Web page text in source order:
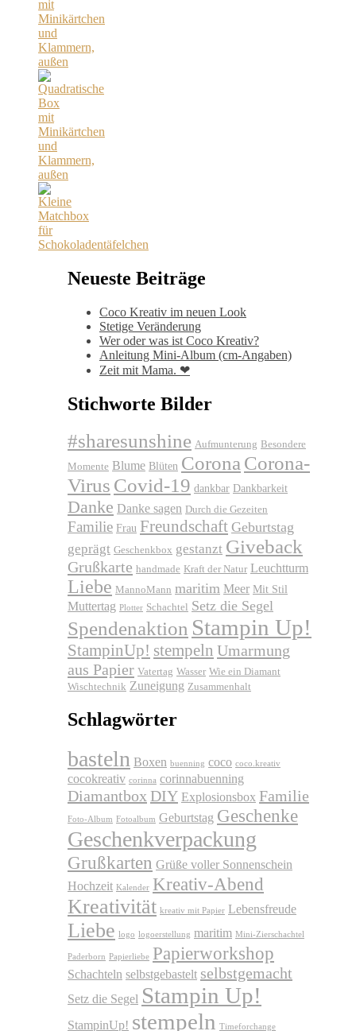
Neueste Beiträge
Coco Kreativ im neuen Look
Stetige Veränderung
Wer oder was ist Coco Kreativ?
Anleitung Mini-Album (cm-Angaben)
Zeit mit Mama. ❤
Stichworte Bilder
#sharesunshine Aufmunterung Besondere
Momente Blume Blüten CoronaCorona-
Virus Covid-19 dankbar Dankbarkeit
Danke Danke sagen Durch die Gezeiten
Familie Frau Freundschaft Geburtstag
geprägt Geschenkbox gestanzt Giveback
Grußkarte handmade Kraft der Natur Leuchtturm
Liebe MannoMann maritim Meer Mit Stil
Muttertag Plotter Schachtel Setz die Segel
Spendenaktion Stampin Up!
StampinUp! stempeln Umarmung
aus Papier Vatertag Wasser Wie ein Diamant
Wischtechnik Zuneigung Zusammenhalt
Schlagwörter
basteln Boxen buenning coco coco.kreativ
cocokreativ corinna corinnabuenning
Diamantbox DIY Explosionsbox Familie
Foto-Album Fotoalbum Geburtstag Geschenke
Geschenkverpackung
Grußkarten Grüße voller Sonnenschein
Hochzeit Kalender Kreativ-Abend
Kreativität kreativ mit Papier Lebensfreude
Liebe logo logoerstellung maritim Mini-Zierschachtel
Paderborn Papierliebe Papierworkshop
Schachteln selbstgebastelt selbstgemacht
Setz die Segel Stampin Up!
StampinUp! stempeln Timeforchange